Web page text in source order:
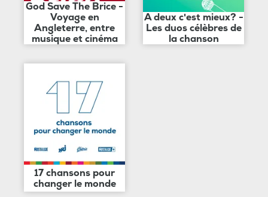
God Save The Brice -
Voyage en
Angleterre, entre
musique et cinéma
A deux c'est mieux? -
Les duos célèbres de
la chanson
17 chansons pour
changer le monde